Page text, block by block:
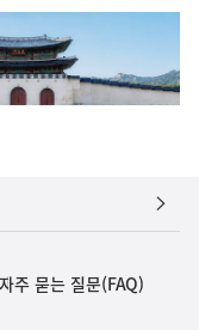
주 묻는 질문(FAQ)